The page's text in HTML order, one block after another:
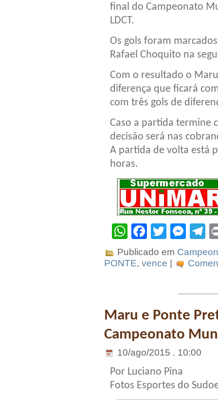
final do Campeonato
LDCT.
Os gols foram
Rafael Choquito na
Com o resultado o
diferença que ficará
com três gols de
Caso a partida termine
decisão será nas
A partida de volta está
horas.
WhatsApp
Facebook
Twitter
Publicado em
PONTE, vence
Maru e Ponte
Campeonato
10/ago/2015 . 10:00
Por Luciano Pina
Fotos Esportes do